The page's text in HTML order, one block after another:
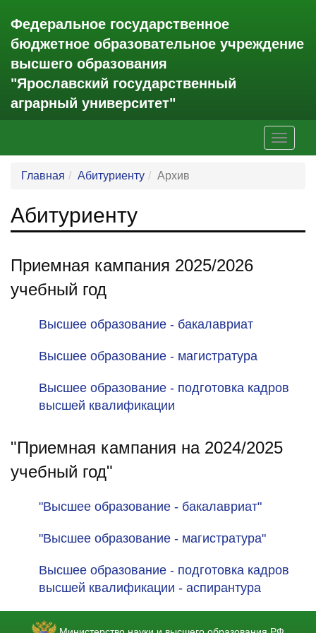
Федеральное государственное
бюджетное образовательное учреждение
высшего образования
"Ярославский государственный
аграрный университет"
Toggle
Главная Абитуриенту Архив
Абитуриенту
Приемная кампания 2025/2026
учебный год
Высшее образование - бакалавриат
Высшее образование - магистратура
Высшее образование - подготовка кадров
высшей квалификации
"Приемная кампания на 2024/2025
учебный год"
"Высшее образование - бакалавриат"
"Высшее образование - магистратура"
Высшее образование - подготовка кадров
высшей квалификации - аспирантура